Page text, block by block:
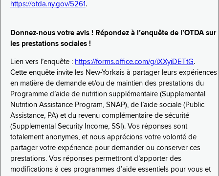
https://otda.ny.gov/5261 .
Donnez-nous votre avis ! Répondez à l’enquête de l’OTDA sur
les prestations sociales !
Lien vers l’enquête : https://forms.office.com/g/iXXyiDETtG.
Cette enquête invite les New-Yorkais à partager leurs expériences
en matière de demande et/ou de maintien des prestations du
Programme d’aide de nutrition supplémentaire (Supplemental
Nutrition Assistance Program, SNAP), de l’aide sociale (Public
Assistance, PA) et du revenu complémentaire de sécurité
(Supplemental Security Income, SSI). Vos réponses sont
totalement anonymes, et nous apprécions votre volonté de
partager votre expérience pour demander ou conserver ces
prestations. Vos réponses permettront d’apporter des
modifications à ces programmes d’aide essentiels pour vous et